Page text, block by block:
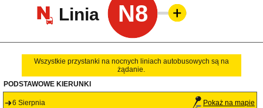
Linia N8
Wszystkie przystanki na nocnych liniach autobusowych są na
żądanie.
PODSTAWOWE KIERUNKI
6 Sierpnia Pokaż na mapie